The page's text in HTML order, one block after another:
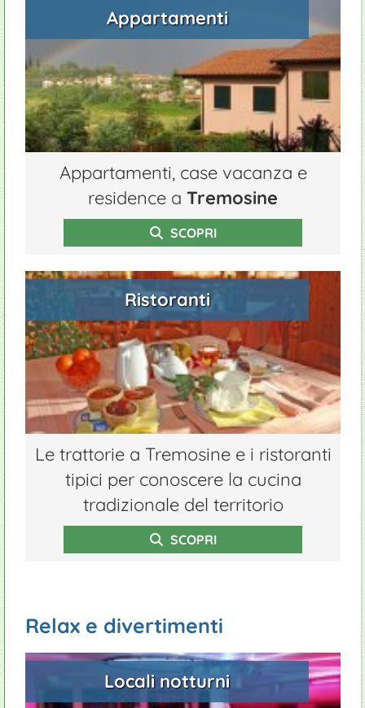
Appartamenti
Appartamenti, case vacanza e
residence a Tremosine
SCOPRI
Ristoranti
Le trattorie a Tremosine e i ristoranti
tipici per conoscere la cucina
tradizionale del territorio
SCOPRI
Relax e divertimenti
Locali notturni